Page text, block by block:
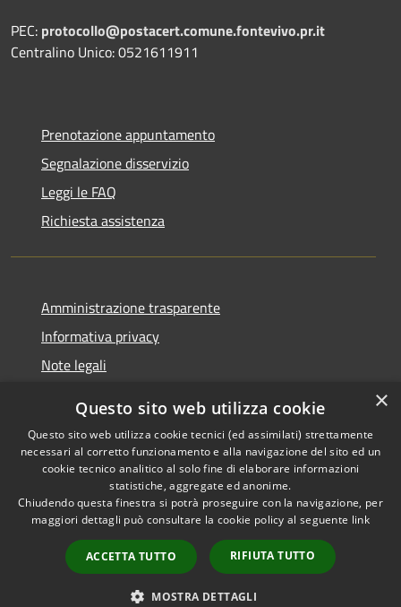
PEC: protocollo@postacert.comune.fontevivo.pr.it
Centralino Unico: 0521611911
Prenotazione appuntamento
Segnalazione disservizio
Leggi le FAQ
Richiesta assistenza
Amministrazione trasparente
Informativa privacy
Note legali
Accessibilità
Privacy
Mappa del sito
Copyright © 2026 • Comune di
Fontevivo • Powered by
Municipium•Accesso
redazione
×
Questo sito web utilizza cookie
Questo sito web utilizza cookie tecnici (ed assimilati) strettamente
necessari al corretto funzionamento e alla navigazione del sito ed un
cookie tecnico analitico al solo fine di elaborare informazioni
statistiche, aggregate ed anonime.
Chiudendo questa finestra si potrà proseguire con la navigazione, per
maggiori dettagli può consultare la cookie policy al seguente link
ACCETTA TUTTO RIFIUTA TUTTO
MOSTRA DETTAGLI